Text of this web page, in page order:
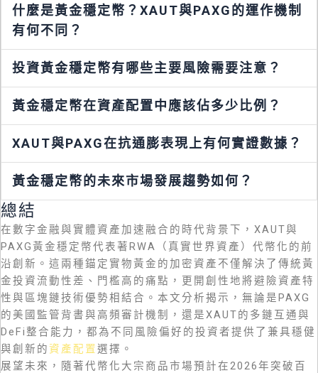
什麼是黃金穩定幣？XAUT與PAXG的運作機制
有何不同？
投資黃金穩定幣有哪些主要風險需要注意？
黃金穩定幣在資產配置中應該佔多少比例？
XAUT與PAXG在抗通膨表現上有何實證數據？
黃金穩定幣的未來市場發展趨勢如何？
總結
在數字金融與實體資產加速融合的時代背景下，XAUT與
PAXG黃金穩定幣代表著RWA（真實世界資產）代幣化的前
沿創新。這兩種錨定實物黃金的加密資產不僅解決了傳統黃
金投資流動性差、門檻高的痛點，更開創性地將避險資產特
性與區塊鏈技術優勢相結合。本文分析揭示，無論是PAXG
的美國監管背書與高頻審計機制，還是XAUT的多鏈互通與
DeFi整合能力，都為不同風險偏好的投資者提供了兼具穩健
與創新的資產配置選擇。
展望未來，隨著代幣化大宗商品市場預計在2026年突破百